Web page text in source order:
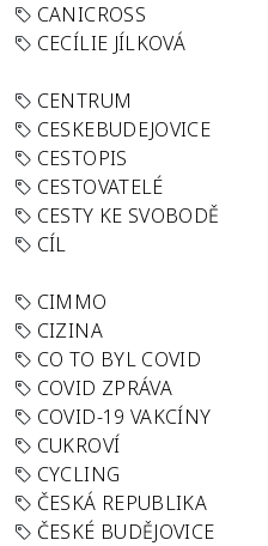
CANICROSS
CECÍLIE JÍLKOVÁ
CENTRUM
CESKEBUDEJOVICE
CESTOPIS
CESTOVATELÉ
CESTY KE SVOBODĚ
CÍL
CIMMO
CIZINA
CO TO BYL COVID
COVID ZPRÁVA
COVID-19 VAKCÍNY
CUKROVÍ
CYCLING
ČESKÁ REPUBLIKA
ČESKÉ BUDĚJOVICE